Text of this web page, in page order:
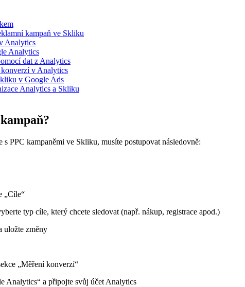
kampaň ve Skliku
Analytics
Analytics
dat z Analytics
konverzí v Analytics
v Google Ads
Analytics a Skliku
PPC kampaněmi ve Skliku, musíte postupovat následovně:
„Cíle“
typ cíle, který chcete sledovat (např. nákup, registrace apod.)
uložte změny
„Měření konverzí“
Analytics“ a připojte svůj účet Analytics